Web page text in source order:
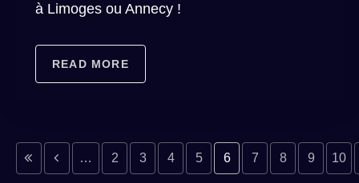
à Limoges ou Annecy !
READ MORE
page
previous page
… 2 3 4 5 6 7 8 9 10